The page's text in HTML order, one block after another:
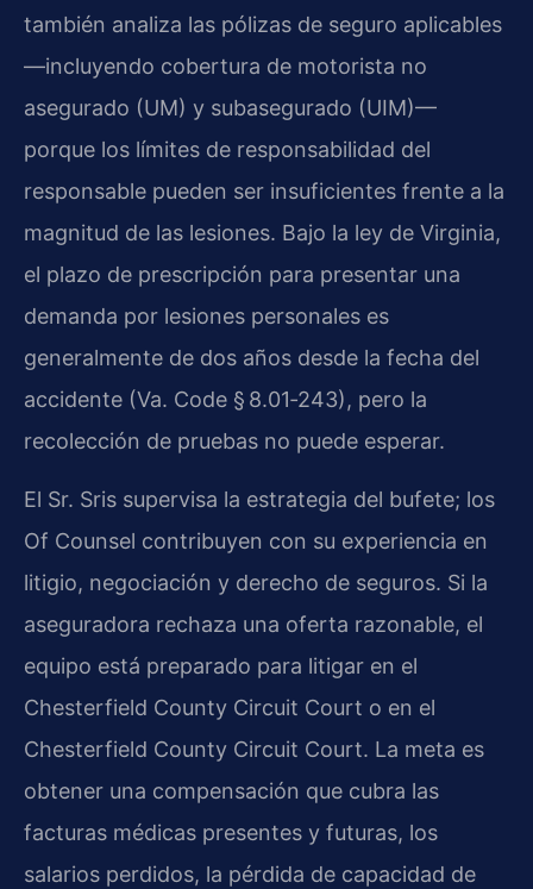
también analiza las pólizas de seguro aplicables
—incluyendo cobertura de motorista no
asegurado (UM) y subasegurado (UIM)—
porque los límites de responsabilidad del
responsable pueden ser insuficientes frente a la
magnitud de las lesiones. Bajo la ley de Virginia,
el plazo de prescripción para presentar una
demanda por lesiones personales es
generalmente de dos años desde la fecha del
accidente (Va. Code § 8.01‑243), pero la
recolección de pruebas no puede esperar.
El Sr. Sris supervisa la estrategia del bufete; los
Of Counsel contribuyen con su experiencia en
litigio, negociación y derecho de seguros. Si la
aseguradora rechaza una oferta razonable, el
equipo está preparado para litigar en el
Chesterfield County Circuit Court o en el
Chesterfield County Circuit Court. La meta es
obtener una compensación que cubra las
facturas médicas presentes y futuras, los
salarios perdidos, la pérdida de capacidad de